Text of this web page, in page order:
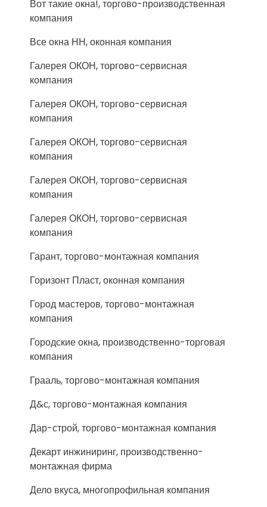
Вот такие окна!, торгово-производственная
компания
Все окна НН, оконная компания
Галерея ОКОН, торгово-сервисная
компания
Галерея ОКОН, торгово-сервисная
компания
Галерея ОКОН, торгово-сервисная
компания
Галерея ОКОН, торгово-сервисная
компания
Галерея ОКОН, торгово-сервисная
компания
Гарант, торгово-монтажная компания
Горизонт Пласт, оконная компания
Город мастеров, торгово-монтажная
компания
Городские окна, производственно-торговая
компания
Грааль, торгово-монтажная компания
Д&с, торгово-монтажная компания
Дар-строй, торгово-монтажная компания
Декарт инжиниринг, производственно-
монтажная фирма
Дело вкуса, многопрофильная компания